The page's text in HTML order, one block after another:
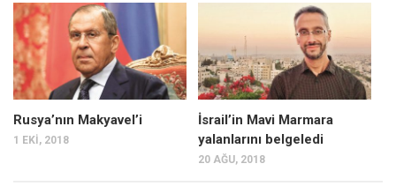
Mehmet Ali Tekin
Abir E. Nahas
Amina S. Jenenkovic
Bağdagül Öz
Esra Elönü
Rusya’nın Makyavel’i
1 EKI, 2018
İsrail’in Mavi Marmara
yalanlarını belgeledi
20 AĞU, 2018